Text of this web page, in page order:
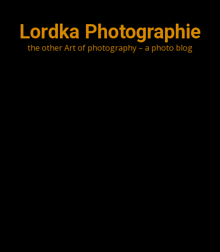
Lordka Photographie
the other Art of photography – a photo blog